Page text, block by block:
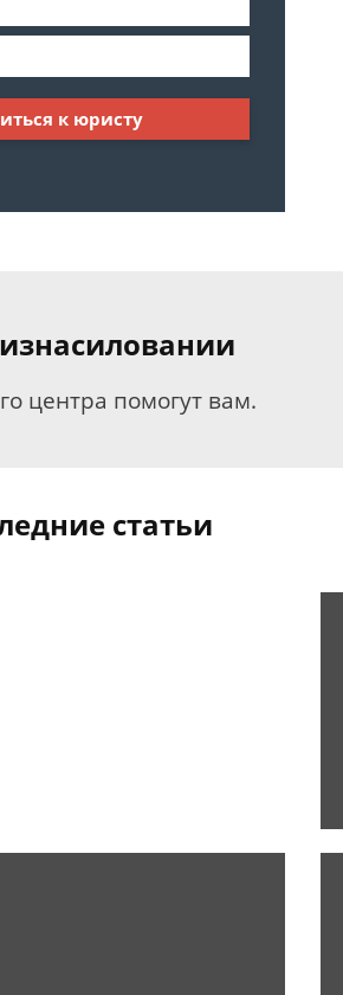
к юристу
центра помогут вам.
статьи